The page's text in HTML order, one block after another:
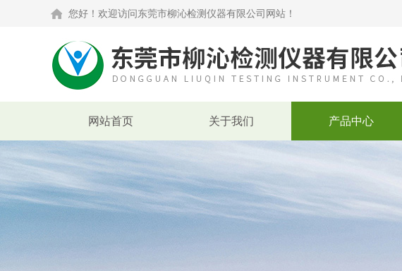
您好！欢迎访问东莞市柳沁检测仪器有限公司网站！
网站首页 关于我们 产品中心